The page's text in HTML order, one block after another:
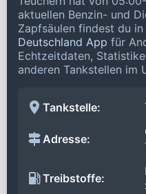
aktuellen Benzin- und
Zapfsäulen findest du
Deutschland App für
Echtzeitdaten,
anderen Tankstellen im
Tankstelle:
Adresse:
Treibstoffe: